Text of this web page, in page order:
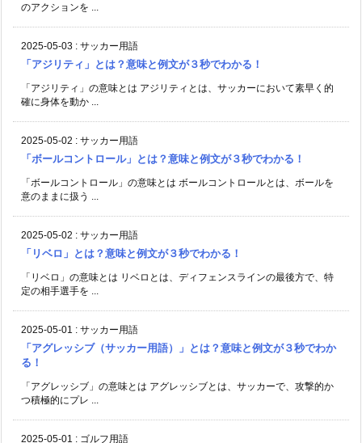
のアクションを ...
2025-05-03 : サッカー用語
「アジリティ」とは？意味と例文が３秒でわかる！
「アジリティ」の意味とは アジリティとは、サッカーにおいて素早く的
確に身体を動か ...
2025-05-02 : サッカー用語
「ボールコントロール」とは？意味と例文が３秒でわかる！
「ボールコントロール」の意味とは ボールコントロールとは、ボールを
意のままに扱う ...
2025-05-02 : サッカー用語
「リベロ」とは？意味と例文が３秒でわかる！
「リベロ」の意味とは リベロとは、ディフェンスラインの最後方で、特
定の相手選手を ...
2025-05-01 : サッカー用語
「アグレッシブ（サッカー用語）」とは？意味と例文が３秒でわか
る！
「アグレッシブ」の意味とは アグレッシブとは、サッカーで、攻撃的か
つ積極的にプレ ...
2025-05-01 : ゴルフ用語